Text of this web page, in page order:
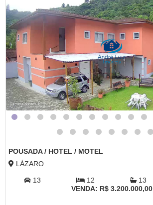
POUSADA / HOTEL / MOTEL
LÁZARO
13 12 13
VENDA: R$ 3.200.000,00